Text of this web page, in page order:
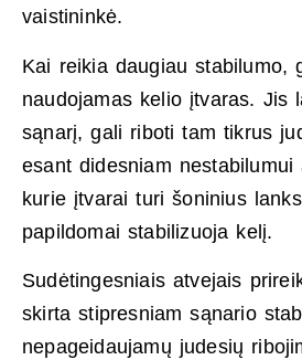
vaistininkė.
Kai reikia daugiau stabilumo,
naudojamas kelio įtvaras. Jis
sąnarį, gali riboti tam tikrus
esant didesniam
kurie įtvarai turi šoninius
papildomai stabilizuoja kelį.
Sudėtingesniais atvejais
skirta stipresniam sąnario
nepageidaujamų judesių